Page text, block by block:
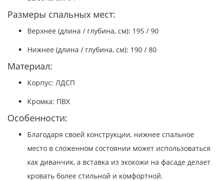
Размеры спальных мест:
Верхнее (длина / глубина, см): 195 / 90
Нижнее (длина / глубина, см): 190 / 80
Материал:
Корпус: ЛДСП
Кромка: ПВХ
Особенности:
Благодаря своей конструкции, нижнее спальное
место в сложенном состоянии может использоваться
как диванчик, а вставка из экокожи на фасаде делает
кровать более стильной и комфортной.